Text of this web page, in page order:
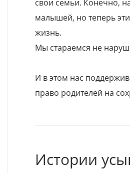
свои семьи. Конечно,
малышей, но теперь эти
жизнь.
Мы стараемся не
И в этом нас
право родителей на
Истории